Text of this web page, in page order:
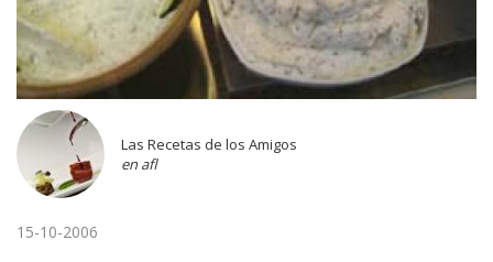
Las Recetas de los Amigos
en afl
15-10-2006